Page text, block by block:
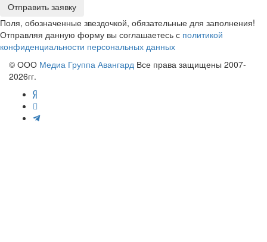
Отправить заявку
Поля, обозначенные звездочкой, обязательные для заполнения!
Отправляя данную форму вы соглашаетесь с политикой
конфиденциальности персональных данных
© ООО Медиа Группа Авангард Все права защищены 2007-
2026гг.